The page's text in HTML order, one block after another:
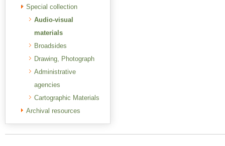
Special collection
Audio-visual
materials
Broadsides
Drawing, Photograph
Administrative
agencies
Cartographic Materials
Archival resources